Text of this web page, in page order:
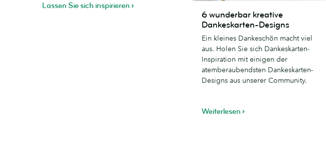
Lassen Sie sich inspirieren
wunderbar
kreative
Dankeskarten-
Designs
6 wunderbar kreative
Dankeskarten-Designs
Ein kleines Dankeschön macht viel
aus. Holen Sie sich Dankeskarten-
Inspiration mit einigen der
atemberaubendsten Dankeskarten-
Designs aus unserer Community.
Weiterlesen